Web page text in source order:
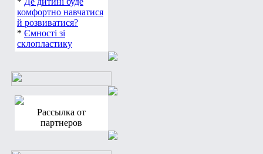
комфортно навчатися
й розвиватися?
* Ємності зі
склопластику
Рассылка от
партнеров